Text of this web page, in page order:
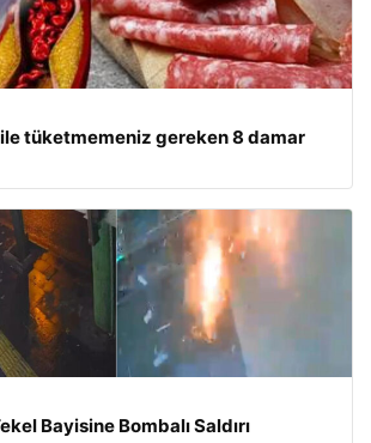
tüketmemeniz gereken 8 damar
Bayisine Bombalı Saldırı